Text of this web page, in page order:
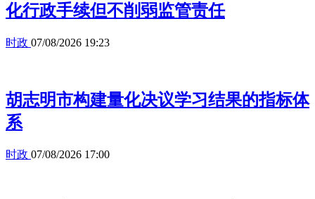
化行政手续但不削弱监管责任
时政 07/08/2026 19:23
胡志明市构建量化决议学习结果的指标体
系
时政 07/08/2026 17:00